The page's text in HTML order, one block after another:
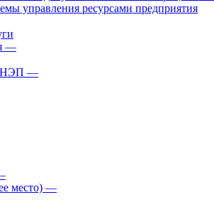
управления ресурсами предприятия
—
НЭП —
место) —